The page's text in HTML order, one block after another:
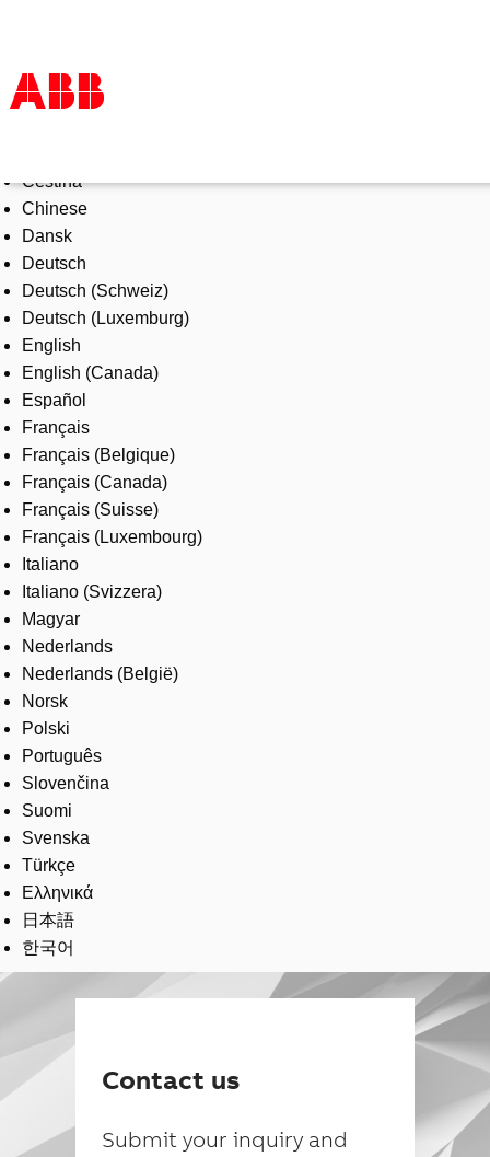
Products & Solutions
Industries
Services
About us
Where to buy
Contact us
Careers
Čeština
Chinese
Dansk
Deutsch
Deutsch (Schweiz)
Deutsch (Luxemburg)
English
English (Canada)
Español
Français
Français (Belgique)
Français (Canada)
Français (Suisse)
Français (Luxembourg)
Italiano
Italiano (Svizzera)
Magyar
Nederlands
Nederlands (België)
Norsk
Polski
Português
Slovenčina
Suomi
Svenska
Türkçe
Ελληνικά
日本語
한국어
Contact us
Submit your inquiry and